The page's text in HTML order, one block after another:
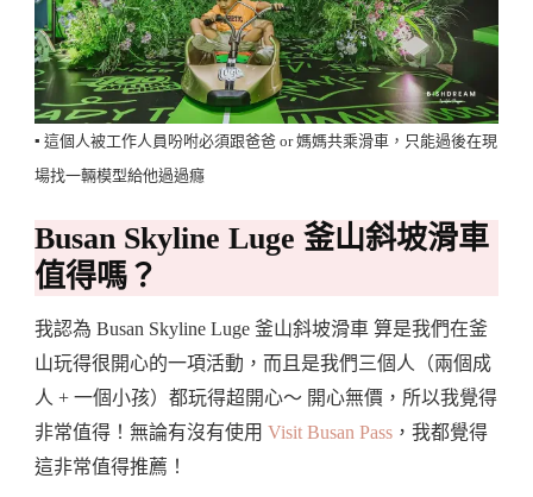
▪️ 這個人被工作人員吩咐必須跟爸爸 or 媽媽共乘滑車，只能過後在現
場找一輛模型給他過過癮
Busan Skyline Luge 釜山斜坡滑車
值得嗎？
我認為 Busan Skyline Luge 釜山斜坡滑車 算是我們在釜
山玩得很開心的一項活動，而且是我們三個人（兩個成
人 + 一個小孩）都玩得超開心～ 開心無價，所以我覺得
非常值得！無論有沒有使用 Visit Busan Pass ，我都覺得
這非常值得推薦！